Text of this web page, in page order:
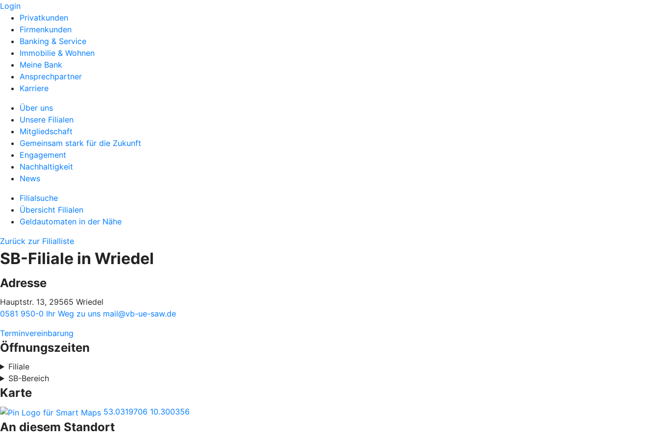
Login
Privatkunden
Firmenkunden
Banking & Service
Immobilie & Wohnen
Meine Bank
Ansprechpartner
Karriere
Über uns
Unsere Filialen
Mitgliedschaft
Gemeinsam stark für die Zukunft
Engagement
Nachhaltigkeit
News
Filialsuche
Übersicht Filialen
Geldautomaten in der Nähe
Zurück zur Filialliste
SB-Filiale in Wriedel
Adresse
Hauptstr. 13, 29565 Wriedel
0581 950-0 Ihr Weg zu uns mail@vb-ue-saw.de
Terminvereinbarung
Öffnungszeiten
Filiale
SB-Bereich
Karte
53.0319706 10.300356
An diesem Standort